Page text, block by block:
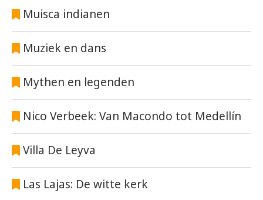
Muisca indianen
Muziek en dans
Mythen en legenden
Nico Verbeek: Van Macondo tot Medellín
Villa De Leyva
Las Lajas: De witte kerk